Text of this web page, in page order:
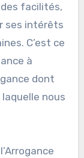
facilités,
ses intérêts
C’est ce
à
dont
nous